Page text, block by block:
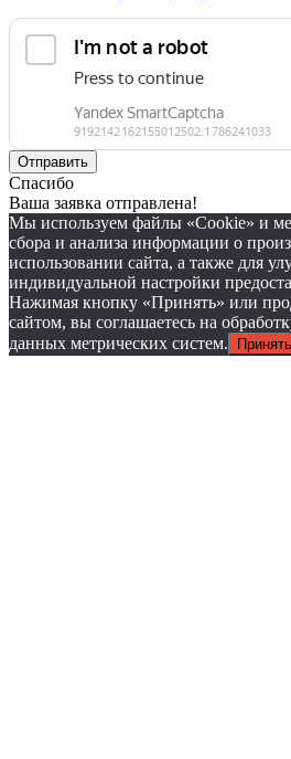
Спасибо
Ваша заявка отправлена!
Мы используем файлы «Cookie» и
сбора и анализа информации о
использовании сайта, а также для
индивидуальной настройки
Нажимая кнопку «Принять» или
сайтом, вы соглашаетесь на
данных метрических систем.
Принять